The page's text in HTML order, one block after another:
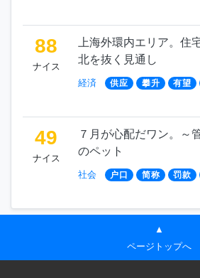
88
ナイス
上海外環内エリア。住
北を抜く見通し
経済 供应 攀升 有望
49
ナイス
７月が心配だワン。～
のペット
社会 户口 简称 罚款
▲
ページトップへ